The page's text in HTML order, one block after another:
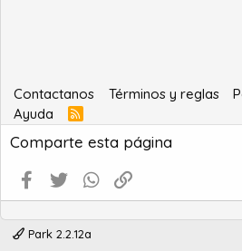
Contactanos Términos y reglas
Ayuda
R
S
S
Comparte esta página
Facebook
Twitter WhatsApp
Park 2.2.12a